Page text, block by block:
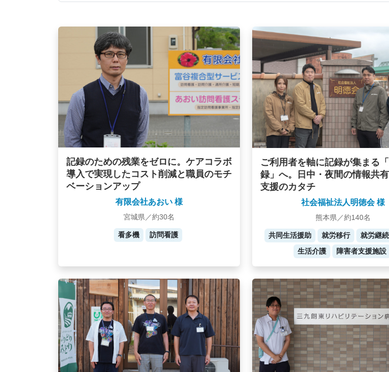
記録のための残業をゼロに。ケアコラボ
導入で実現したコスト削減と職員のモチ
ベーションアップ
有限会社あおい 様
宮城県／約30名
看多機 訪問看護
ご利用者を軸に記録が集まる
録」へ。日中・夜間の情報共
支援のカタチ
社会福祉法人明徳会 様
熊本県／約140名
共同生活援助 就労移行
就労継
生活介護
障害者支援施設